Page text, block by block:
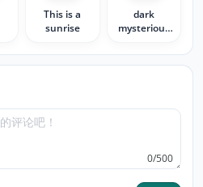
This is a
sunrise
dark
mysterious
0/500